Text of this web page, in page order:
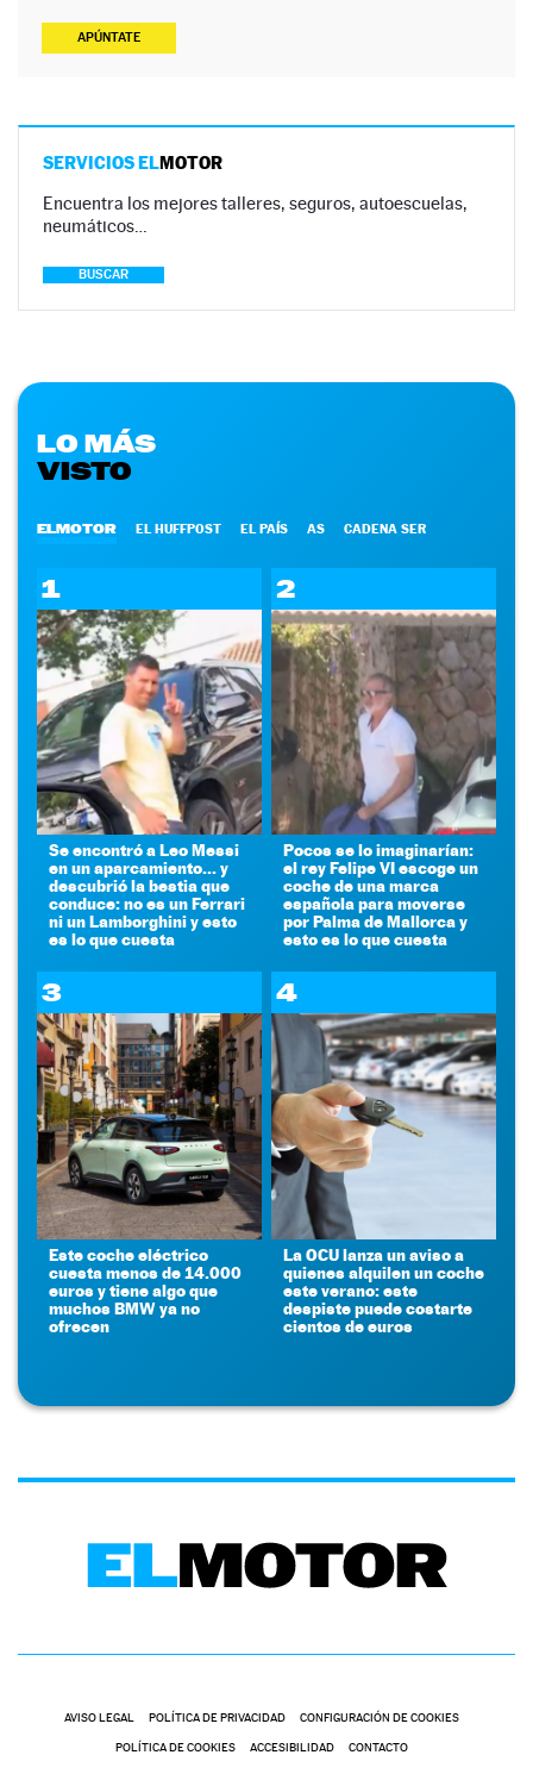
APÚNTATE
SERVICIOS ELMOTOR
Encuentra los mejores talleres, seguros, autoescuelas,
neumáticos…
BUSCAR
LO MÁS
VISTO
ELMOTOR EL HUFFPOST EL PAÍS AS CADENA SER
1
Se encontró a Leo Messi
en un aparcamiento... y
descubrió la bestia que
conduce: no es un Ferrari
ni un Lamborghini y esto
es lo que cuesta
2
Pocos se lo imaginarían:
el rey Felipe VI escoge un
coche de una marca
española para moverse
por Palma de Mallorca y
esto es lo que cuesta
3
Este coche eléctrico
cuesta menos de 14.000
euros y tiene algo que
muchos BMW ya no
ofrecen
4
La OCU lanza un aviso a
quienes alquilen un coche
este verano: este
despiste puede costarte
cientos de euros
AVISO LEGAL POLÍTICA DE PRIVACIDAD CONFIGURACIÓN DE COOKIES
POLÍTICA DE COOKIES ACCESIBILIDAD CONTACTO